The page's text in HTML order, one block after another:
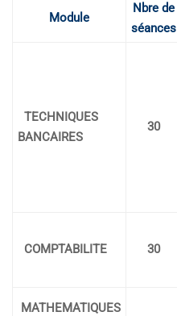
Module
Nbre de
séances
TECHNIQUES
BANCAIRES
30
COMPTABILITE 30
MATHEMATIQUES